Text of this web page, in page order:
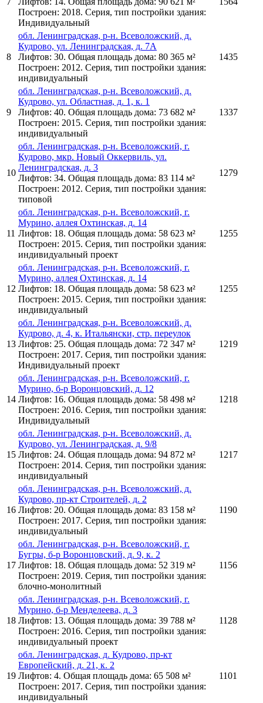
Построен: 2018. Серия, тип постройки здания:
Индивидуальный
8
обл. Ленинградская, р-н. Всеволожский, д.
Кудрово, ул. Ленинградская, д. 7А
Лифтов: 30. Общая площадь дома: 80 365 м²
Построен: 2012. Серия, тип постройки здания:
индивидуальный
1435
9
обл. Ленинградская, р-н. Всеволожский, д.
Кудрово, ул. Областная, д. 1, к. 1
Лифтов: 40. Общая площадь дома: 73 682 м²
Построен: 2015. Серия, тип постройки здания:
индивидуальный
1337
10
обл. Ленинградская, р-н. Всеволожский, г.
Кудрово, мкр. Новый Оккервиль, ул.
Ленинградская, д. 3
Лифтов: 34. Общая площадь дома: 83 114 м²
Построен: 2012. Серия, тип постройки здания:
типовой
1279
11
обл. Ленинградская, р-н. Всеволожский, г.
Мурино, аллея Охтинская, д. 14
Лифтов: 18. Общая площадь дома: 58 623 м²
Построен: 2015. Серия, тип постройки здания:
индивидуальный проект
1255
12
обл. Ленинградская, р-н. Всеволожский, г.
Мурино, аллея Охтинская, д. 14
Лифтов: 18. Общая площадь дома: 58 623 м²
Построен: 2015. Серия, тип постройки здания:
индивидуальный
1255
13
обл. Ленинградская, р-н. Всеволожский, д.
Кудрово, д. 4, к. Итальянски, стр. переулок
Лифтов: 25. Общая площадь дома: 72 347 м²
Построен: 2017. Серия, тип постройки здания:
Индивидуальный проект
1219
14
обл. Ленинградская, р-н. Всеволожский, г.
Мурино, б-р Воронцовский, д. 12
Лифтов: 16. Общая площадь дома: 58 498 м²
Построен: 2016. Серия, тип постройки здания:
Индивидуальный
1218
15
обл. Ленинградская, р-н. Всеволожский, д.
Кудрово, ул. Ленинградская, д. 9/8
Лифтов: 24. Общая площадь дома: 94 872 м²
Построен: 2014. Серия, тип постройки здания:
индивидуальный
1217
16
обл. Ленинградская, р-н. Всеволожский, д.
Кудрово, пр-кт Строителей, д. 2
Лифтов: 20. Общая площадь дома: 83 158 м²
Построен: 2017. Серия, тип постройки здания:
индивидуальный
1190
17
обл. Ленинградская, р-н. Всеволожский, г.
Бугры, б-р Воронцовский, д. 9, к. 2
Лифтов: 18. Общая площадь дома: 52 319 м²
Построен: 2019. Серия, тип постройки здания:
блочно-монолитный
1156
18
обл. Ленинградская, р-н. Всеволожский, г.
Мурино, б-р Менделеева, д. 3
Лифтов: 13. Общая площадь дома: 39 788 м²
Построен: 2016. Серия, тип постройки здания:
индивидуальный проект
1128
19
обл. Ленинградская, д. Кудрово, пр-кт
Европейский, д. 21, к. 2
Лифтов: 4. Общая площадь дома: 65 508 м²
Построен: 2017. Серия, тип постройки здания:
индивидуальный
1101